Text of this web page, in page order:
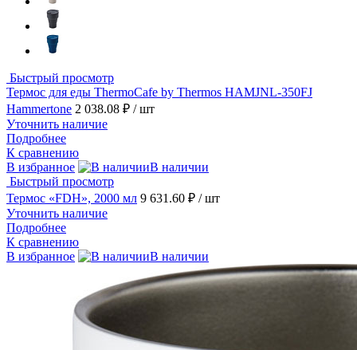
Быстрый просмотр
Термос для еды ThermoCafe by Thermos HAMJNL-350FJ
Hammertone 2 038.08 ₽ / шт
Уточнить наличие
Подробнее
К сравнению
В избранное
В наличии
Быстрый просмотр
Термос «FDH», 2000 мл 9 631.60 ₽ / шт
Уточнить наличие
Подробнее
К сравнению
В избранное
В наличии